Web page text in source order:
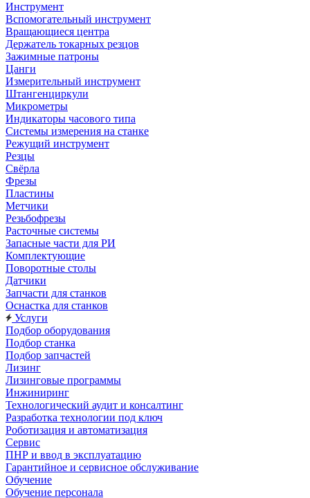
Инструмент
Вспомогательный инструмент
Вращающиеся центра
Держатель токарных резцов
Зажимные патроны
Цанги
Измерительный инструмент
Штангенциркули
Микрометры
Индикаторы часового типа
Системы измерения на станке
Режущий инструмент
Резцы
Свёрла
Фрезы
Пластины
Метчики
Резьбофрезы
Расточные системы
Запасные части для РИ
Комплектующие
Поворотные столы
Датчики
Запчасти для станков
Оснастка для станков
Услуги
Подбор оборудования
Подбор станка
Подбор запчастей
Лизинг
Лизинговые программы
Инжиниринг
Технологический аудит и консалтинг
Разработка технологии под ключ
Роботизация и автоматизация
Сервис
ПНР и ввод в эксплуатацию
Гарантийное и сервисное обслуживание
Обучение
Обучение персонала